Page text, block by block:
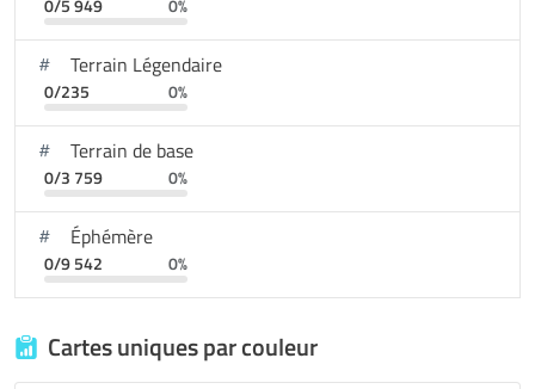
0/5 949 0%
Terrain Légendaire
0/235 0%
Terrain de base
0/3 759 0%
Éphémère
0/9 542 0%
Cartes uniques par couleur